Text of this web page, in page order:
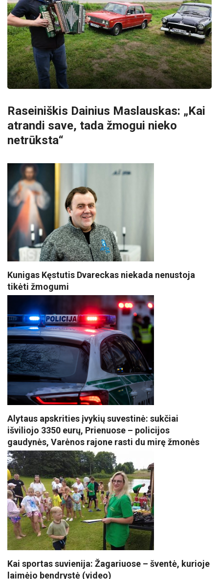
Raseiniškis Dainius Maslauskas: „Kai
atrandi save, tada žmogui nieko
netrūksta“
Kunigas Kęstutis Dvareckas niekada nenustoja
tikėti žmogumi
Alytaus apskrities įvykių suvestinė: sukčiai
išviliojo 3350 eurų, Prienuose – policijos
gaudynės, Varėnos rajone rasti du mirę žmonės
Kai sportas suvienija: Žagariuose – šventė, kurioje
laimėjo bendrystė (video)